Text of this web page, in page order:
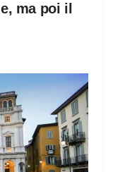
ma poi il